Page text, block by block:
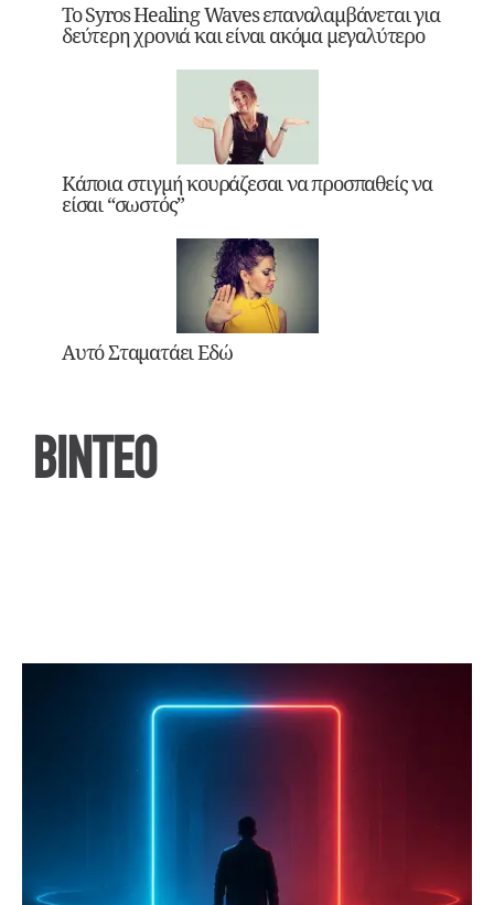
Το Syros Healing Waves επαναλαμβάνεται για
δεύτερη χρονιά και είναι ακόμα μεγαλύτερο
Κάποια στιγμή κουράζεσαι να προσπαθείς να
είσαι “σωστός”
Αυτό Σταματάει Εδώ
ΒΙΝΤΕΟ